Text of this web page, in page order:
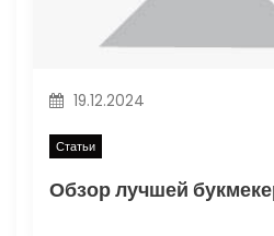
а
п
и
19.12.2024
Статьи